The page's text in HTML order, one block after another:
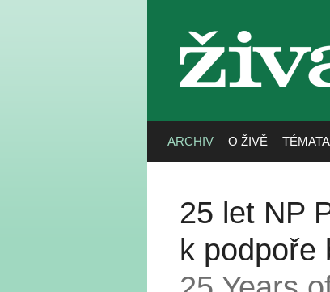
živa
ARCHIV O ŽIVĚ TÉMATA
25 let NP
k podpoře